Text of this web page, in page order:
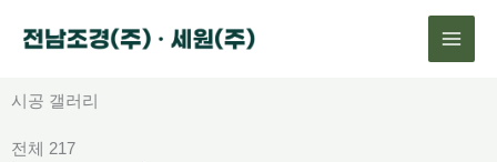
로
너
시공 갤러리
전체 217